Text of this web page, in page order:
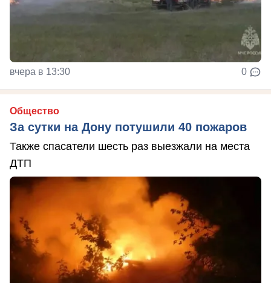
вчера в 13:30 0
Общество
За сутки на Дону потушили 40 пожаров
Также спасатели шесть раз выезжали на места
ДТП